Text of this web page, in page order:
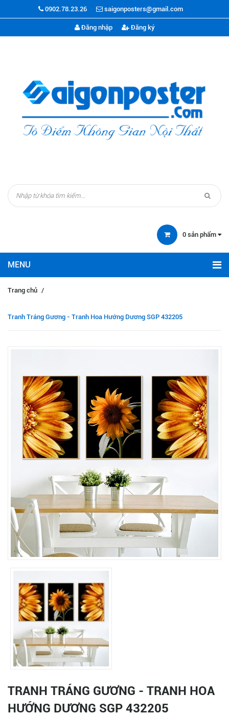
0902.78.23.26 saigonposters@gmail.com
Đăng nhập Đăng ký
0 sản phẩm
Trang chủ /
Tranh Tráng Gương - Tranh Hoa Hướng Dương SGP 432205
TRANH TRÁNG GƯƠNG - TRANH HOA
HƯỚNG DƯƠNG SGP 432205